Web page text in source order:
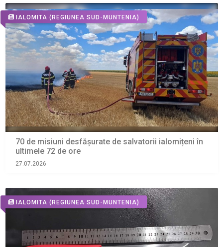
IALOMITA (REGIUNEA SUD-MUNTENIA)
70 de misiuni desfășurate de salvatorii ialomițeni în
ultimele 72 de ore
27.07.2026
IALOMITA (REGIUNEA SUD-MUNTENIA)